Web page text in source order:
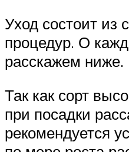
Уход состоит из
процедур. О
расскажем ниже.
Так как сорт
при посадки
рекомендуется